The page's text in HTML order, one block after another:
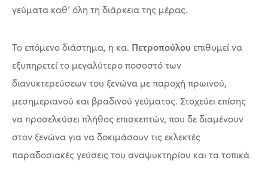
γεύματα καθ’ όλη τη διάρκεια της μέρας.
Το επόμενο διάστημα, η κα. Πετροπούλου επιθυμεί να
εξυπηρετεί το μεγαλύτερο ποσοστό των
διανυκτερεύσεων του ξενώνα με παροχή πρωινού,
μεσημεριανού και βραδινού γεύματος. Στοχεύει επίσης
να προσελκύσει πλήθος επισκεπτών, που δε διαμένουν
στον ξενώνα για να δοκιμάσουν τις εκλεκτές
παραδοσιακές γεύσεις του αναψυκτηρίου και τα τοπικά